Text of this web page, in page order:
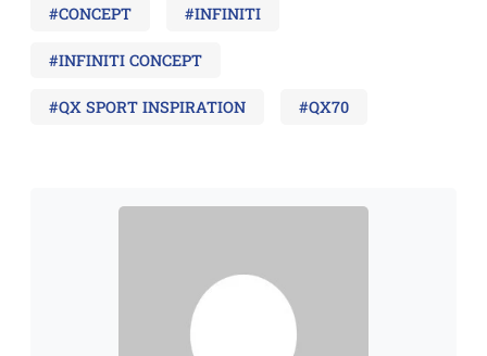
#CONCEPT #INFINITI
#INFINITI CONCEPT
#QX SPORT INSPIRATION #QX70